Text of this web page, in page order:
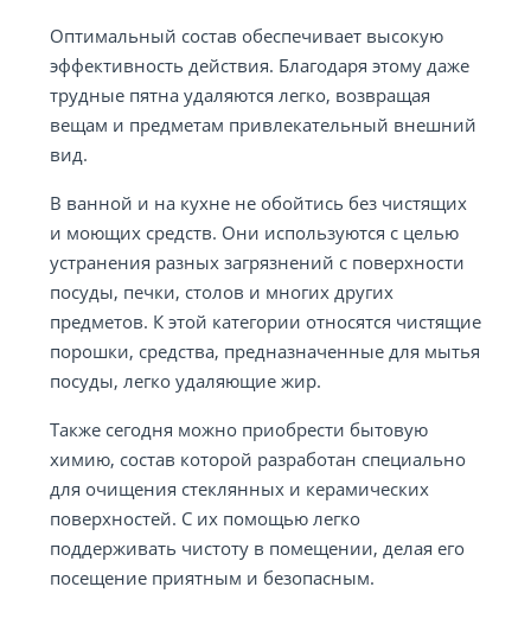
Оптимальный состав обеспечивает высокую
эффективность действия. Благодаря этому даже
трудные пятна удаляются легко, возвращая
вещам и предметам привлекательный внешний
вид.
В ванной и на кухне не обойтись без чистящих
и моющих средств. Они используются с целью
устранения разных загрязнений с поверхности
посуды, печки, столов и многих других
предметов. К этой категории относятся чистящие
порошки, средства, предназначенные для мытья
посуды, легко удаляющие жир.
Также сегодня можно приобрести бытовую
химию, состав которой разработан специально
для очищения стеклянных и керамических
поверхностей. С их помощью легко
поддерживать чистоту в помещении, делая его
посещение приятным и безопасным.